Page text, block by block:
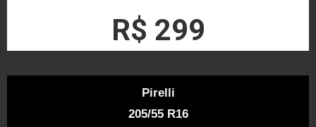
R$ 299
Pirelli
205/55 R16